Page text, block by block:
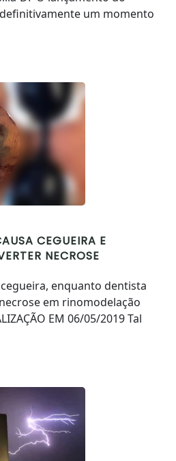
um momento
CEGUEIRA E
NECROSE
enquanto dentista
em rinomodelação
EM 06/05/2019 Tal